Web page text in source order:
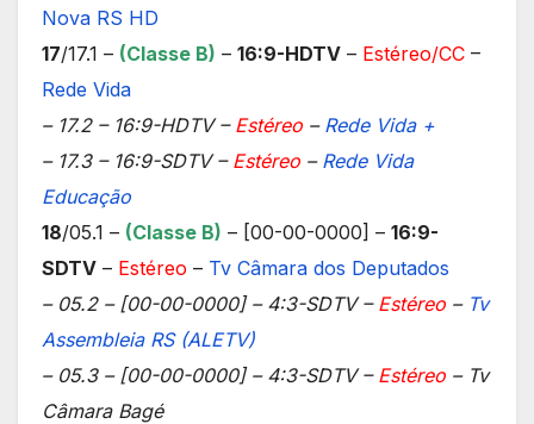
Nova RS HD
17/17.1 – (Classe B) – 16:9-HDTV – Estéreo/CC –
Rede Vida
– 17.2 – 16:9-HDTV – Estéreo – Rede Vida +
– 17.3 – 16:9-SDTV – Estéreo – Rede Vida
Educação
18/05.1 – (Classe B) – [00-00-0000] – 16:9-
SDTV – Estéreo – Tv Câmara dos Deputados
– 05.2 – [00-00-0000] – 4:3-SDTV – Estéreo – Tv
Assembleia RS (ALETV)
– 05.3 – [00-00-0000] – 4:3-SDTV – Estéreo – Tv
Câmara Bagé